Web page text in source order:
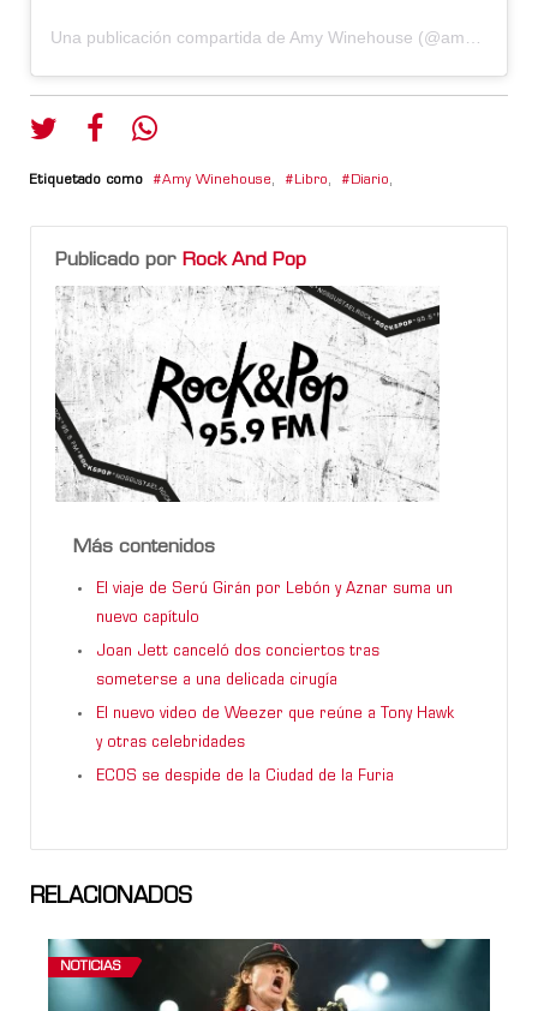
Etiquetado como Amy Winehouse, Libro, Diario,
Publicado por Rock And Pop
Más contenidos
El viaje de Serú Girán por Lebón y Aznar suma un
nuevo capítulo
Joan Jett canceló dos conciertos tras
someterse a una delicada cirugía
El nuevo video de Weezer que reúne a Tony Hawk
y otras celebridades
ECOS se despide de la Ciudad de la Furia
RELACIONADOS
NOTICIAS